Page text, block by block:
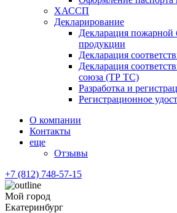
ХАССП
Декларирование
Декларация пожарной
продукции
Декларация
Декларация
союза (ТР ТС)
Разработка и
Регистрационное
О компании
Контакты
еще
Отзывы
+7 (812) 748-57-15
Мой город
Екатеринбург